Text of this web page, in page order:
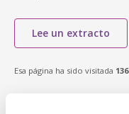
Lee un extracto
Esa página ha sido visitada